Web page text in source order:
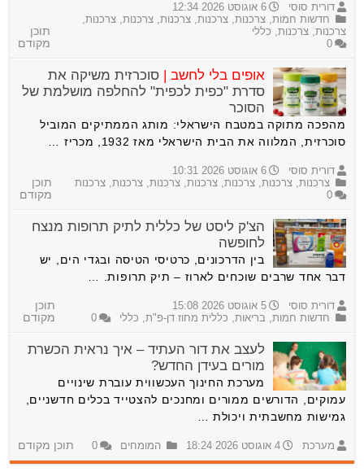
דורית סוסי
6 אוגוסט 2026 12:34
חדשות חמות, צרכנות, צרכנות, צרכנות, צרכנות, צרכנות,
צרכנות, צרכנות, כללי
0
תוכן
מקודם
אופים בלי לחשב | סוכרזית משיקה את
סדרת "כפית לכפית" להחלפה מושלמת של
הסוכר
מהפכה מתוקה במטבח הישראלי: מותג הממתיקים המוביל
סוכרזית, המלווה את הבית הישראלי מאז 1932, מכריז …
דורית סוסי
6 אוגוסט 2026 10:31
צרכנות, צרכנות, צרכנות, צרכנות, צרכנות, צרכנות, צרכנות
0
תוכן
מקודם
הצ'ק ליסט של כללית לתיק תרופות מנצח
לחופשה
בין הדרכונים, כרטיסי הטיסה ובגדי הים, יש
דבר אחד שרבים שוכחים לארוז – תיק תרופות. …
דורית סוסי
5 אוגוסט 2026 15:08
חדשות חמות, בריאות, כללית מחוז דן-פ"ת, כללי 0
תוכן
מקודם
לעצב את דור העתיד – איך נראית הכשרת
מורים בעידן החדש?
מערכת החינוך העכשווית עוברת שינויים
עמוקים, הדורשים ממורים ומחנכים להצטייד בכלים חדשניים,
גמישות מחשבתית ויכולת …
מערכת 4 אוגוסט 2026 18:24 המומחים 0 תוכן מקודם